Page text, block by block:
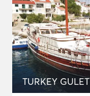
TURKEY GULET